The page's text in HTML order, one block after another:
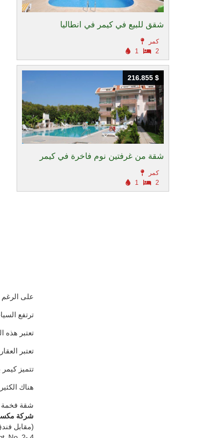
على
ترتفع ا
تعتبر هذه
تعتبر
تتميز كيمر
هناك
شقة فخمة
(شركة
Çağlayan Mah. Adi Güzel Sok. (The Ottoman City Hotel مقابل فندق)
شقق للبيع في كيمر في انطاليا
كمر
2
1
شقة من غرفتين نوم فاخرة في كيمر
كمر
2
1
216.855 $
216.855 $